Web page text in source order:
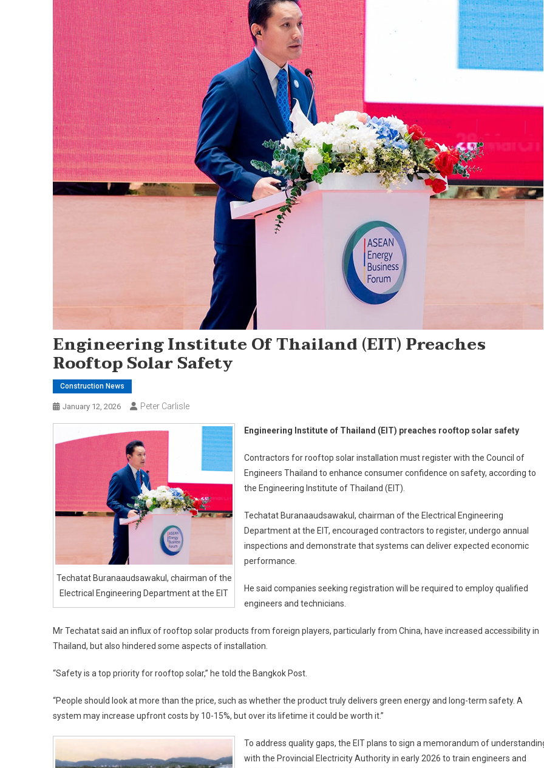
Engineering Institute Of Thailand (EIT) Preaches
Rooftop Solar Safety
Construction News
January 12, 2026 Peter Carlisle
Techatat Buranaaudsawakul, chairman of the
Electrical Engineering Department at the EIT
Engineering Institute of Thailand (EIT) preaches rooftop solar safety
Contractors for rooftop solar installation must register with the Council of
Engineers Thailand to enhance consumer confidence on safety, according to
the Engineering Institute of Thailand (EIT).
Techatat Buranaaudsawakul, chairman of the Electrical Engineering
Department at the EIT, encouraged contractors to register, undergo annual
inspections and demonstrate that systems can deliver expected economic
performance.
He said companies seeking registration will be required to employ qualified
engineers and technicians.
Mr Techatat said an influx of rooftop solar products from foreign players, particularly from China, have increased accessibility in
Thailand, but also hindered some aspects of installation.
“Safety is a top priority for rooftop solar,” he told the Bangkok Post.
“People should look at more than the price, such as whether the product truly delivers green energy and long-term safety. A
system may increase upfront costs by 10-15%, but over its lifetime it could be worth it.”
To address quality gaps, the EIT plans to sign a memorandum of
with the Provincial Electricity Authority in early 2026 to train engineers and